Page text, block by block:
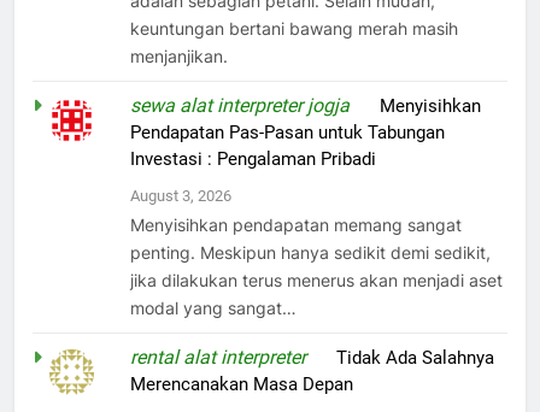
keuntungan bertani bawang merah masih
menjanjikan.
sewa alat interpreter jogja
Menyisihkan
Pendapatan Pas-Pasan untuk Tabungan
Investasi : Pengalaman Pribadi
August 3, 2026
Menyisihkan pendapatan memang sangat
penting. Meskipun hanya sedikit demi sedikit,
jika dilakukan terus menerus akan menjadi aset
modal yang sangat…
rental alat interpreteronTidak Ada Salahnya
Merencanakan Masa Depan